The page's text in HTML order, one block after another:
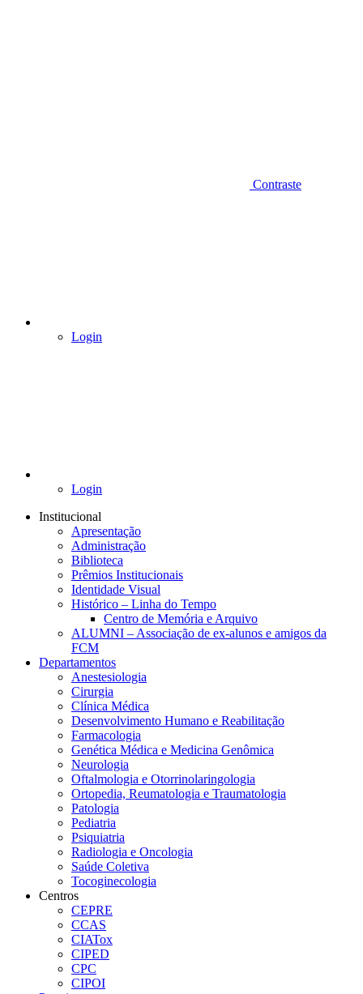
Contraste
Login
Login
Institucional
Apresentação
Administração
Biblioteca
Prêmios Institucionais
Identidade Visual
Histórico – Linha do Tempo
Centro de Memória e Arquivo
ALUMNI – Associação de ex-alunos e amigos da
FCM
Departamentos
Anestesiologia
Cirurgia
Clínica Médica
Desenvolvimento Humano e Reabilitação
Farmacologia
Genética Médica e Medicina Genômica
Neurologia
Oftalmologia e Otorrinolaringologia
Ortopedia, Reumatologia e Traumatologia
Patologia
Pediatria
Psiquiatria
Radiologia e Oncologia
Saúde Coletiva
Tocoginecologia
Centros
CEPRE
CCAS
CIATox
CIPED
CPC
CIPOI